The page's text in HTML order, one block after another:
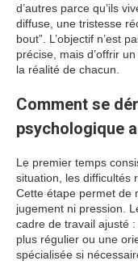
d’autres parce qu’ils
diffuse, une tristesse
bout”. L’objectif n’est
précise, mais d’offrir
la réalité de chacun.
Comment se
psychologique
Le premier temps
situation, les difficultés
Cette étape permet de
jugement ni pression.
cadre de travail ajusté
plus régulier ou une
spécialisée si